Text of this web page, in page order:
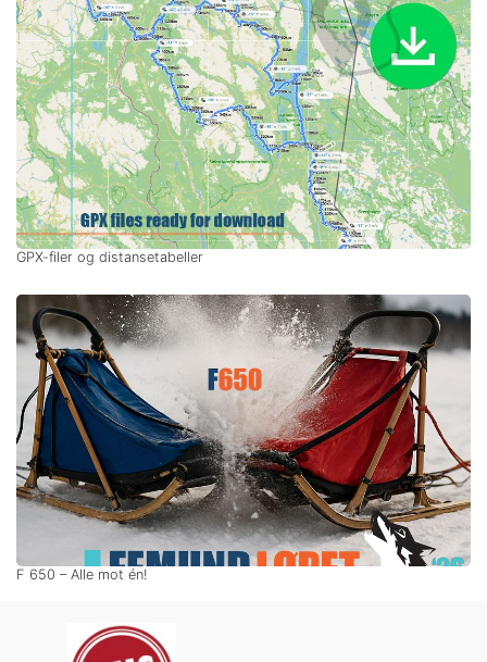
GPX-filer og distansetabeller
F 650 – Alle mot én!